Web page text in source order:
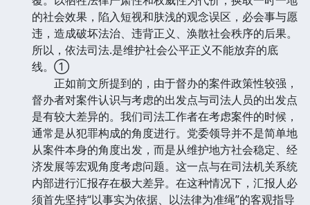
的社会效果，陷入短视和肤浅的观念误区，必会事与愿
违，造成破坏法治、违背正义、涣散社会秩序的后果。
所以，依法司法.是维护社会公平正义不能放弃的底
线。①
正如前文所提到的，由于督办的案件政策性较强，
督办者对案件认识与考虑的出发点与司法人员的出发点
是有较大差异的。我们司法工作者在考虑案件的时候，
通常是从犯罪构成的角度进行。党委领导并不是简单地
从案件本身的角度出发，而是从维护地方社会稳定、经
济发展等宏观角度考虑问题。这一点与在司法机关系统
内部进行汇报存在极大差异。在这种情况下，汇报人必
须首先坚持“以事实为依据、以法律为准绳”的客观指导